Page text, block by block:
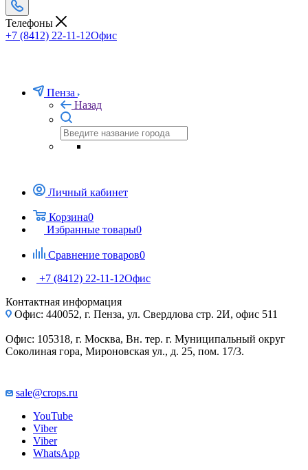
Телефоны
+7 (8412) 22-11-12Офис
Пенза
Назад
Личный кабинет
Корзина0
Избранные товары0
Сравнение товаров0
+7 (8412) 22-11-12Офис
Контактная информация
Офис: 440052, г. Пенза, ул. Свердлова стр. 2И, офис 511
Офис: 105318, г. Москва, Вн. тер. г. Муниципальный округ
Соколиная гора, Мироновская ул., д. 25, пом. 17/3.
sale@crops.ru
YouTube
Viber
Viber
WhatsApp